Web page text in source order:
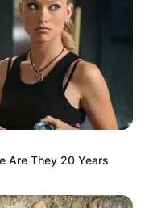
Drachen, Götter
von Australien
Pensionen,
verschiedener
gebucht werden.
kostenlos
Are They 20 Years